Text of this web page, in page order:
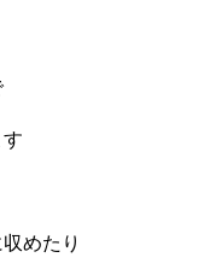
めたり